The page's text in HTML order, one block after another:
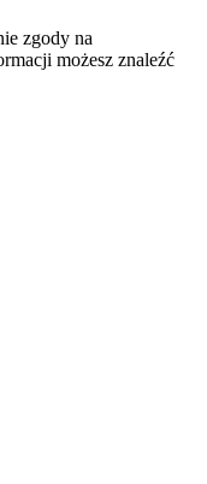
zgody na
możesz znaleźć